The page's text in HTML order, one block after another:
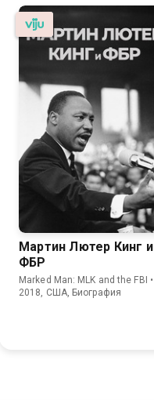
Мартин Лютер Кинг и
ФБР
Marked Man: MLK and the FBI •
2018, США, Биография